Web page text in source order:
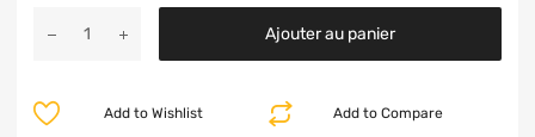
Ajouter au panier
Add to Compare
Add to Wishlist